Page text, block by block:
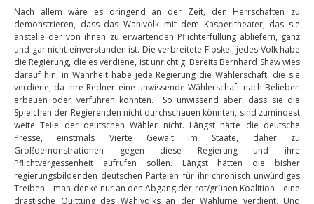
Nach allem wäre es dringend an der Zeit, den Herrschaften zu
demonstrieren, dass das Wahlvolk mit dem Kasperltheater, das sie
anstelle der von ihnen zu erwartenden Pflichterfüllung abliefern, ganz
und gar nicht einverstanden ist. Die verbreitete Floskel, jedes Volk habe
die Regierung, die es verdiene, ist unrichtig. Bereits Bernhard Shaw wies
darauf hin, in Wahrheit habe jede Regierung die Wählerschaft, die sie
verdiene, da ihre Redner eine unwissende Wählerschaft nach Belieben
erbauen oder verführen könnten. So unwissend aber, dass sie die
Spielchen der Regierenden nicht durchschauen könnten, sind zumindest
weite Teile der deutschen Wähler nicht. Längst hätte die deutsche
Presse, einstmals Vierte Gewalt im Staate, daher zu
Großdemonstrationen gegen diese Regierung und ihre
Pflichtvergessenheit aufrufen sollen. Längst hätten die bisher
regierungsbildenden deutschen Parteien für ihr chronisch unwürdiges
Treiben – man denke nur an den Abgang der rot/grünen Koalition – eine
drastische Quittung des Wahlvolks an der Wahlurne verdient. Und